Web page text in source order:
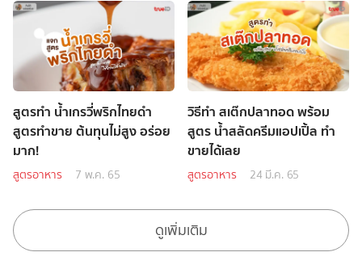
สูตรทำ น้ำเกรวี่พริกไทยดำ
สูตรทำขาย ต้นทุนไม่สูง อร่อย
มาก!
สูตรอาหาร 7 พ.ค. 65
วิธีทำ สเต๊กปลาทอด พร้อม
สูตร น้ำสลัดครีมแอปเปิ้ล ทำ
ขายได้เลย
สูตรอาหาร 24 มี.ค. 65
ดูเพิ่มเติม